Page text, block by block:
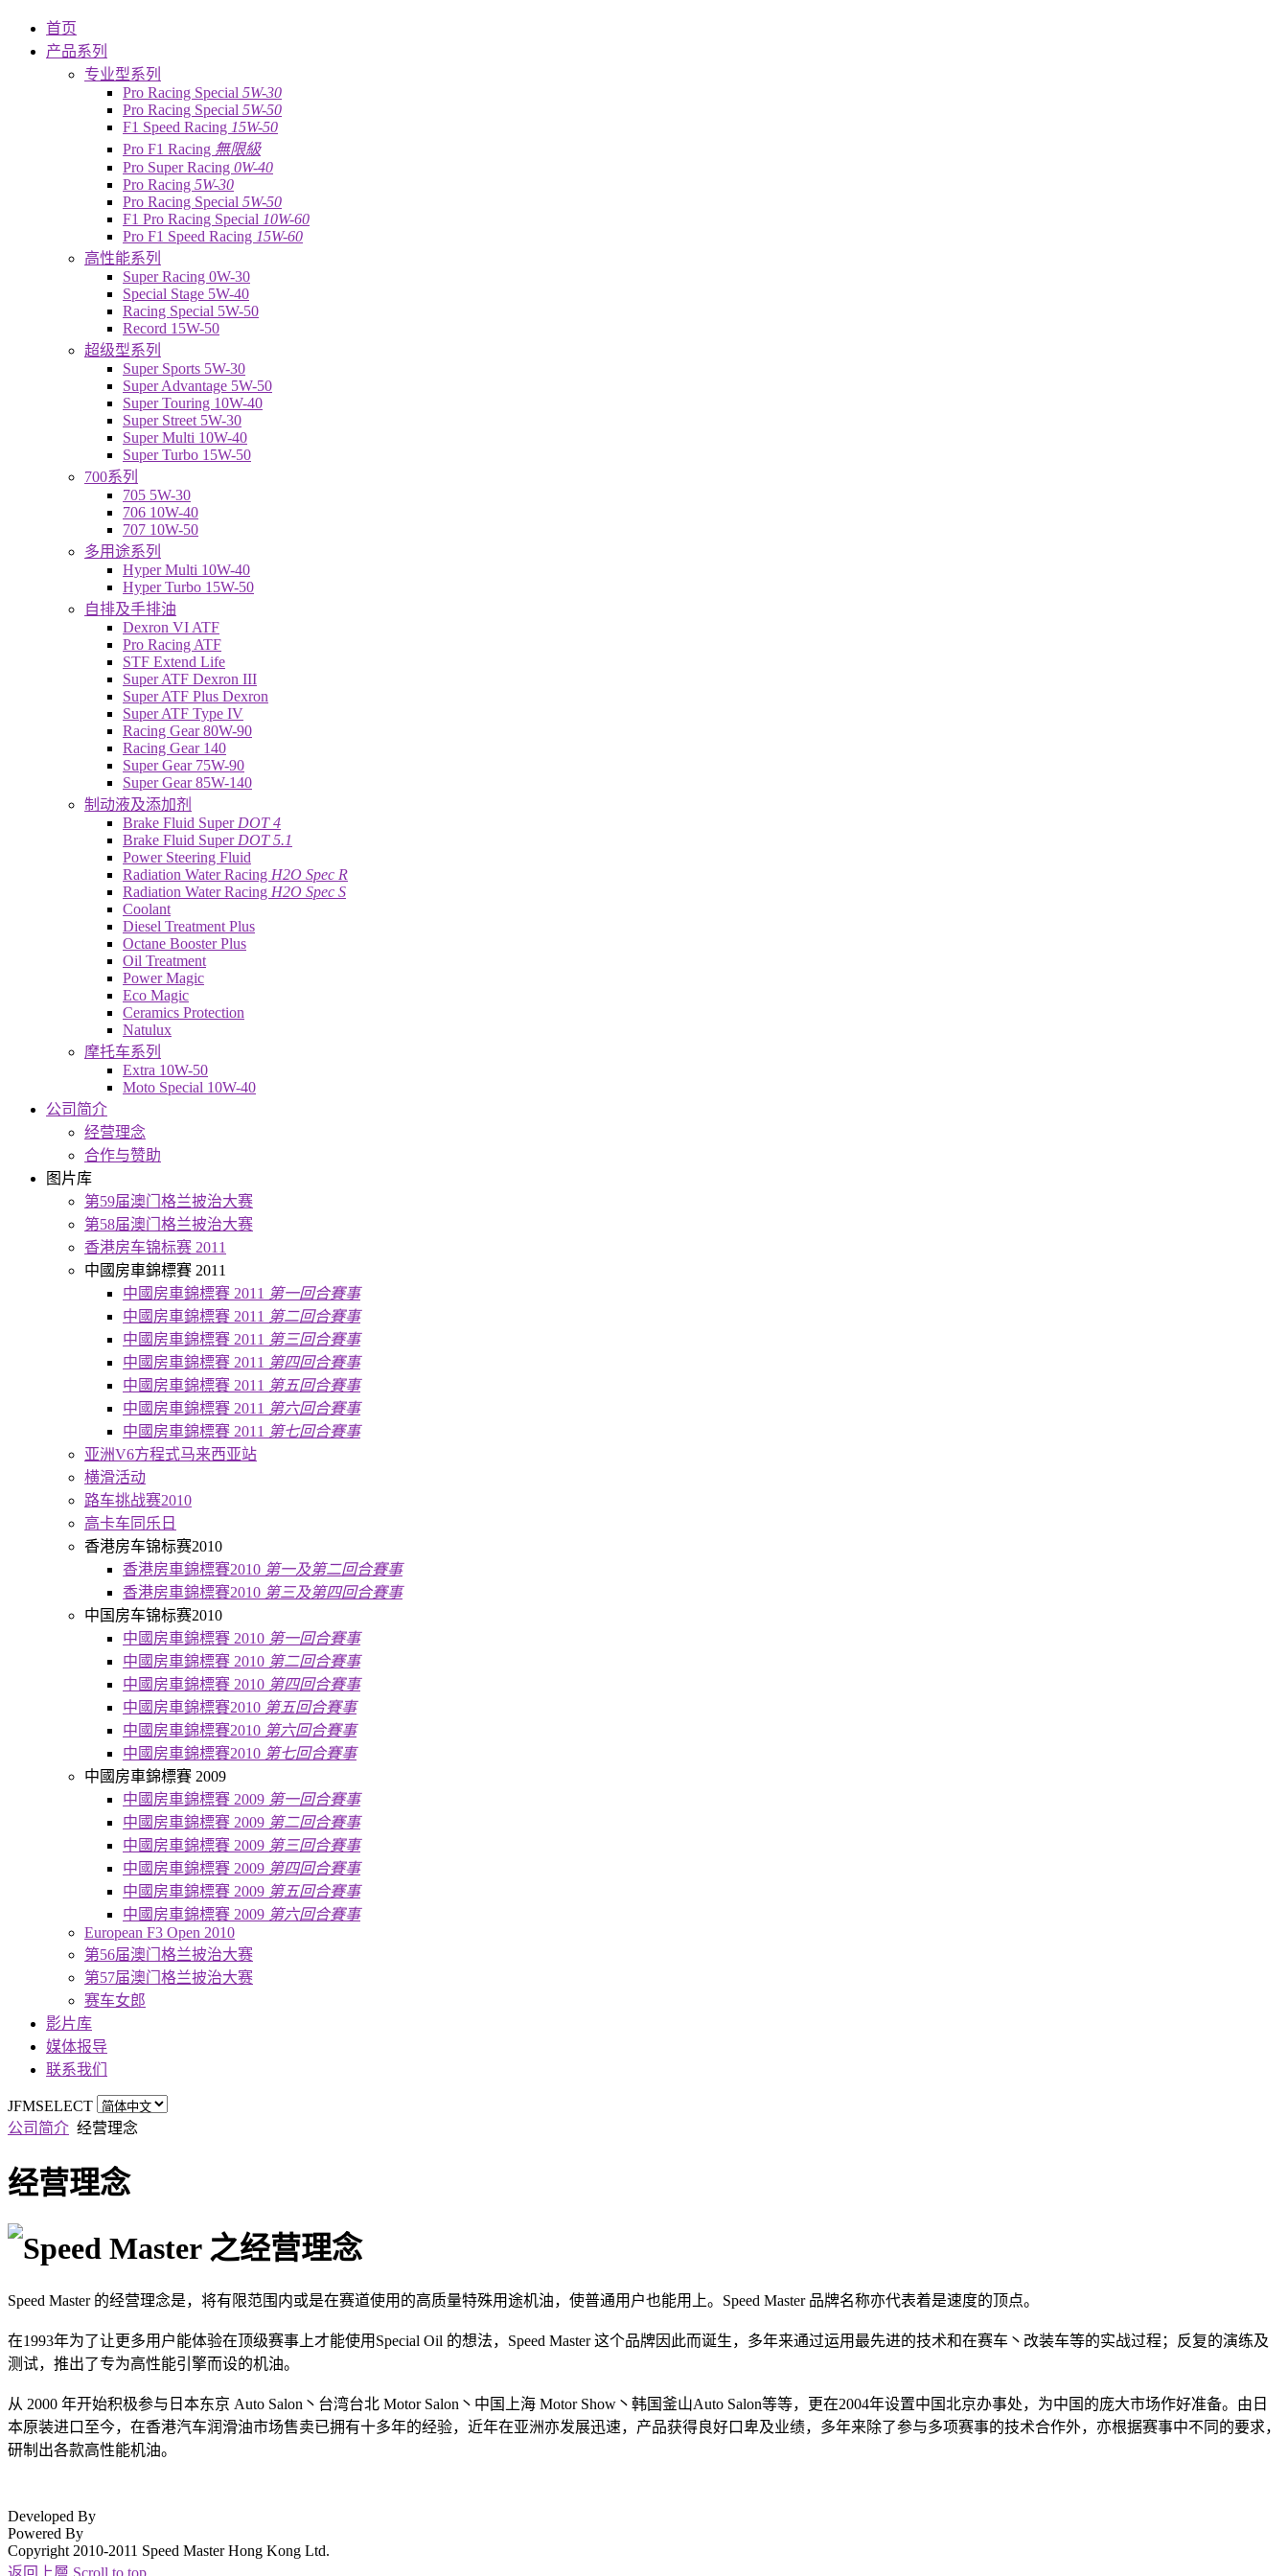
首页
产品系列
专业型系列
Pro Racing Special 5W-30
Pro Racing Special 5W-50
F1 Speed Racing 15W-50
Pro F1 Racing 無限級
Pro Super Racing 0W-40
Pro Racing 5W-30
Pro Racing Special 5W-50
F1 Pro Racing Special 10W-60
Pro F1 Speed Racing 15W-60
高性能系列
Super Racing 0W-30
Special Stage 5W-40
Racing Special 5W-50
Record 15W-50
超级型系列
Super Sports 5W-30
Super Advantage 5W-50
Super Touring 10W-40
Super Street 5W-30
Super Multi 10W-40
Super Turbo 15W-50
700系列
705 5W-30
706 10W-40
707 10W-50
多用途系列
Hyper Multi 10W-40
Hyper Turbo 15W-50
自排及手排油
Dexron VI ATF
Pro Racing ATF
STF Extend Life
Super ATF Dexron III
Super ATF Plus Dexron
Super ATF Type IV
Racing Gear 80W-90
Racing Gear 140
Super Gear 75W-90
Super Gear 85W-140
制动液及添加剂
Brake Fluid Super DOT 4
Brake Fluid Super DOT 5.1
Power Steering Fluid
Radiation Water Racing H2O Spec R
Radiation Water Racing H2O Spec S
Coolant
Diesel Treatment Plus
Octane Booster Plus
Oil Treatment
Power Magic
Eco Magic
Ceramics Protection
Natulux
摩托车系列
Extra 10W-50
Moto Special 10W-40
公司简介
经营理念
合作与赞助
图片库
第59届澳门格兰披治大赛
第58届澳门格兰披治大赛
香港房车锦标赛 2011
中國房車錦標賽 2011
中國房車錦標賽 2011 第一回合賽事
中國房車錦標賽 2011 第二回合賽事
中國房車錦標賽 2011 第三回合賽事
中國房車錦標賽 2011 第四回合賽事
中國房車錦標賽 2011 第五回合賽事
中國房車錦標賽 2011 第六回合賽事
中國房車錦標賽 2011 第七回合賽事
亚洲V6方程式马来西亚站
横滑活动
路车挑战赛2010
高卡车同乐日
香港房车锦标赛2010
香港房車錦標賽2010 第一及第二回合賽事
香港房車錦標賽2010 第三及第四回合賽事
中国房车锦标赛2010
中國房車錦標賽 2010 第一回合賽事
中國房車錦標賽 2010 第二回合賽事
中國房車錦標賽 2010 第四回合賽事
中國房車錦標賽2010 第五回合賽事
中國房車錦標賽2010 第六回合賽事
中國房車錦標賽2010 第七回合賽事
中國房車錦標賽 2009
中國房車錦標賽 2009 第一回合賽事
中國房車錦標賽 2009 第二回合賽事
中國房車錦標賽 2009 第三回合賽事
中國房車錦標賽 2009 第四回合賽事
中國房車錦標賽 2009 第五回合賽事
中國房車錦標賽 2009 第六回合賽事
European F3 Open 2010
第56届澳门格兰披治大赛
第57届澳门格兰披治大赛
赛车女郎
影片库
媒体报导
联系我们
JFMSELECT
公司简介 经营理念
经营理念
Speed Master 之经营理念
Speed Master 的经营理念是，将有限范围内或是在赛道使用的高质量特殊用途机油，使普通用户也能用上。Speed Master 品牌名称亦代表着是速度的顶点。
在1993年为了让更多用户能体验在顶级赛事上才能使用Special Oil 的想法，Speed Master 这个品牌因此而诞生，多年来通过运用最先进的技术和在赛车丶改装车等的实战过程；反复的演练及
测试，推出了专为高性能引擎而设的机油。
从 2000 年开始积极参与日本东京 Auto Salon丶台湾台北 Motor Salon丶中国上海 Motor Show丶韩国釜山Auto Salon等等，更在2004年设置中国北京办事处，为中国的庞大市场作好准备。由日
本原装进口至今，在香港汽车润滑油市场售卖已拥有十多年的经验，近年在亚洲亦发展迅速，产品获得良好口卑及业绩，多年来除了参与多项赛事的技术合作外，亦根据赛事中不同的要求，
研制出各款高性能机油。
Developed By
Powered By
Copyright 2010-2011 Speed Master Hong Kong Ltd.